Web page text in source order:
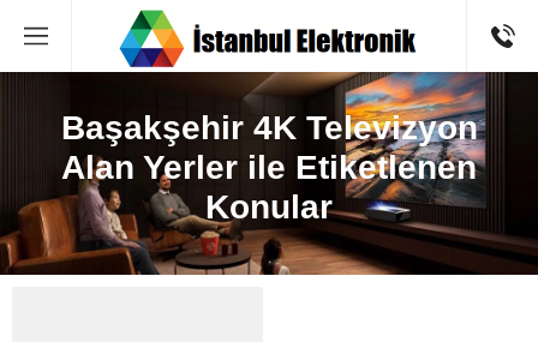
Başakşehir 4K Televizyon
Alan Yerler ile Etiketlenen
Konular